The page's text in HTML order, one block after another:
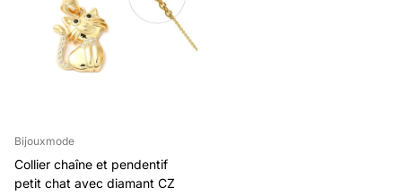
Bijouxmode
Collier chaîne et pendentif
petit chat avec diamant CZ